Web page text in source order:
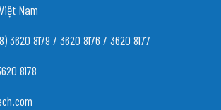
Nam
3620 8179 / 3620 8176 / 3620 8177
8178